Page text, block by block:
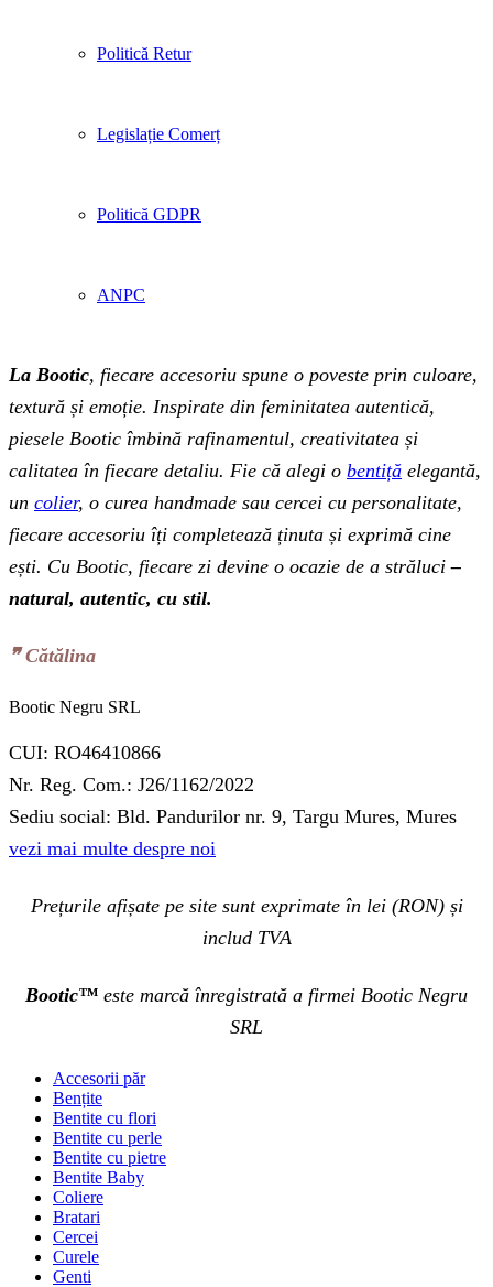
Politică Retur
Legislație Comerț
Politică GDPR
ANPC
La Bootic, fiecare accesoriu spune o poveste prin culoare,
textură și emoție. Inspirate din feminitatea autentică,
piesele Bootic îmbină rafinamentul, creativitatea și
calitatea în fiecare detaliu. Fie că alegi o bentiță elegantă,
un colier, o curea handmade sau cercei cu personalitate,
fiecare accesoriu îți completează ținuta și exprimă cine
ești. Cu Bootic, fiecare zi devine o ocazie de a străluci –
natural, autentic, cu stil.
❞‬ Cătălina
Bootic Negru SRL
CUI: RO46410866
Nr. Reg. Com.: J26/1162/2022
Sediu social: Bld. Pandurilor nr. 9, Targu Mures, Mures
vezi mai multe despre noi
Prețurile afișate pe site sunt exprimate în lei (RON) și
includ TVA
Bootic™ este marcă înregistrată a firmei Bootic Negru
SRL
Accesorii păr
Bențite
Bentite cu flori
Bentite cu perle
Bentite cu pietre
Bentite Baby
Coliere
Bratari
Cercei
Curele
Genti